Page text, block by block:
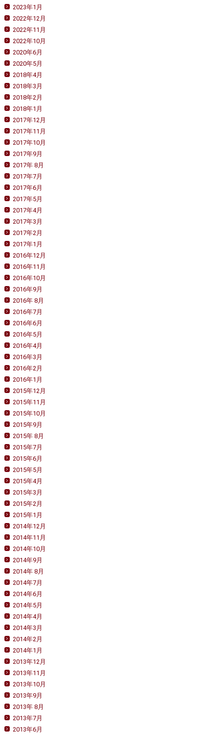
2023年1月
2022年12月
2022年11月
2022年10月
2020年6月
2020年5月
2018年4月
2018年3月
2018年2月
2018年1月
2017年12月
2017年11月
2017年10月
2017年9月
2017年 8月
2017年7月
2017年6月
2017年5月
2017年4月
2017年3月
2017年2月
2017年1月
2016年12月
2016年11月
2016年10月
2016年9月
2016年 8月
2016年7月
2016年6月
2016年5月
2016年4月
2016年3月
2016年2月
2016年1月
2015年12月
2015年11月
2015年10月
2015年9月
2015年 8月
2015年7月
2015年6月
2015年5月
2015年4月
2015年3月
2015年2月
2015年1月
2014年12月
2014年11月
2014年10月
2014年9月
2014年 8月
2014年7月
2014年6月
2014年5月
2014年4月
2014年3月
2014年2月
2014年1月
2013年12月
2013年11月
2013年10月
2013年9月
2013年 8月
2013年7月
2013年6月